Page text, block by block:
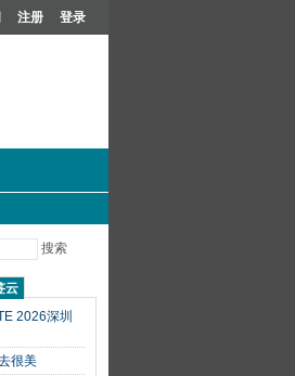
注册 登录
搜索
云
2026深圳
很美